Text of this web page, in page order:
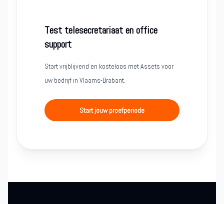
Test telesecretariaat en office
support
Start vrijblijvend en kosteloos met Assets voor
uw bedrijf in Vlaams-Brabant.
Start jouw proefperiode